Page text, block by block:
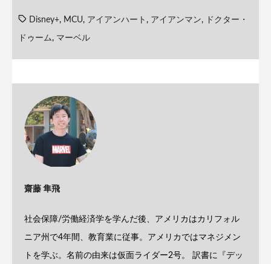
Disney+, MCU, アイアンハート , アイアンマン, ドクター・
ドゥーム , マーベル
齋藤 隼飛
社会保障/労働経済学を学んだ後、アメリカはカリフォル
ニア州で4年間、教育業に従事。アメリカではマネジメン
トを学ぶ。名前の由来は仮面ライダー2号。 訳書に『デッ